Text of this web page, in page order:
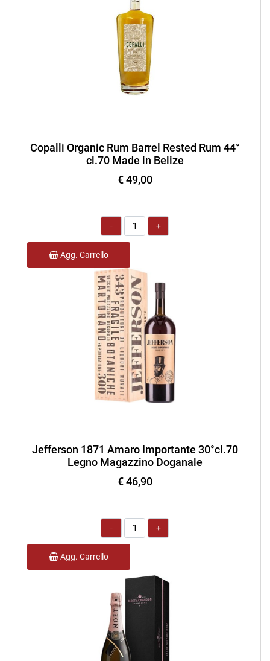
Copalli Organic Rum Barrel Rested Rum 44°
cl.70 Made in Belize
€ 49,00
Quantità
Agg. Carrello
Jefferson 1871 Amaro Importante 30°cl.70
Legno Magazzino Doganale
€ 46,90
Quantità
Agg. Carrello